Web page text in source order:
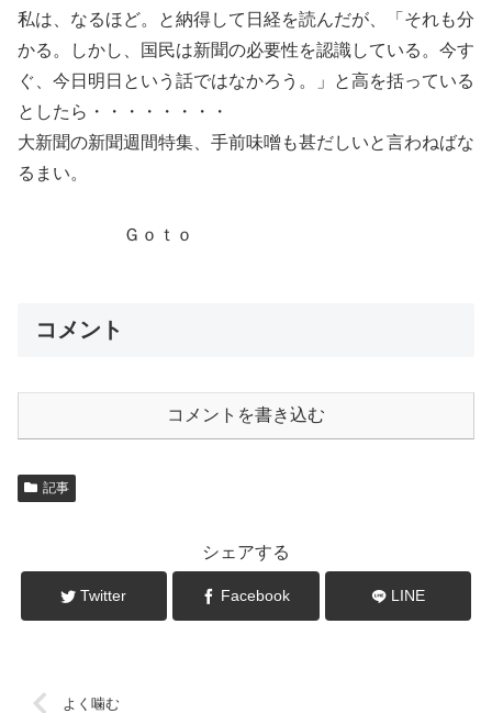
私は、なるほど。と納得して日経を読んだが、「それも分
かる。しかし、国民は新聞の必要性を認識している。今す
ぐ、今日明日という話ではなかろう。」と高を括っている
としたら・・・・・・・・
大新聞の新聞週間特集、手前味噌も甚だしいと言わねばな
るまい。
Ｇｏｔｏ
コメント
コメントを書き込む
記事
シェアする
Twitter Facebook LINE
よく噛む